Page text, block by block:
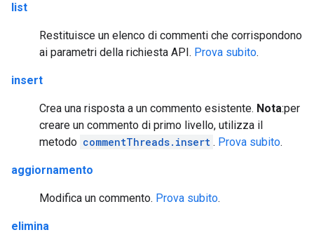
list
Restituisce un elenco di commenti che corrispondono
ai parametri della richiesta API. Prova subito.
insert
Crea una risposta a un commento esistente. Nota:per
creare un commento di primo livello, utilizza il
metodo commentThreads.insert . Prova subito.
aggiornamento
Modifica un commento. Prova subito.
elimina